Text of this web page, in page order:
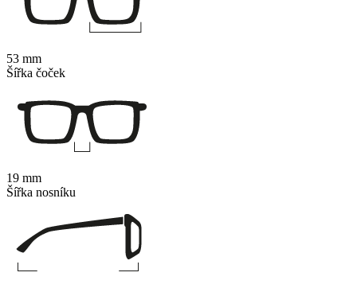
53 mm
Šířka čoček
19 mm
Šířka nosníku